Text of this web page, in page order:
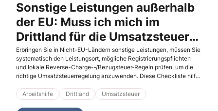
Sonstige Leistungen außerhalb
der EU: Muss ich mich im
Drittland für die Umsatzsteuer
registrieren?
Erbringen Sie in Nicht-EU-Ländern sonstige Leistungen, müssen Sie
systematisch den Leistungsort, mögliche Registrierungspflichten
und lokale Reverse-Charge-‑/Bezugsteuer‑Regeln prüfen, um die
richtige Umsatzsteuerregelung anzuwenden. Diese Checkliste hilft
Arbeitshilfe
Drittland Umsatzsteuer